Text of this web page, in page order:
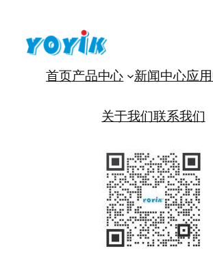
首页产品中心 新闻中心应
关于我们联系我们